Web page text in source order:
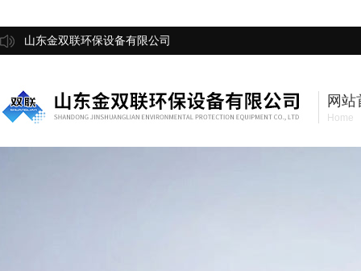
山东金双联环保设备有限公司
网站
Home